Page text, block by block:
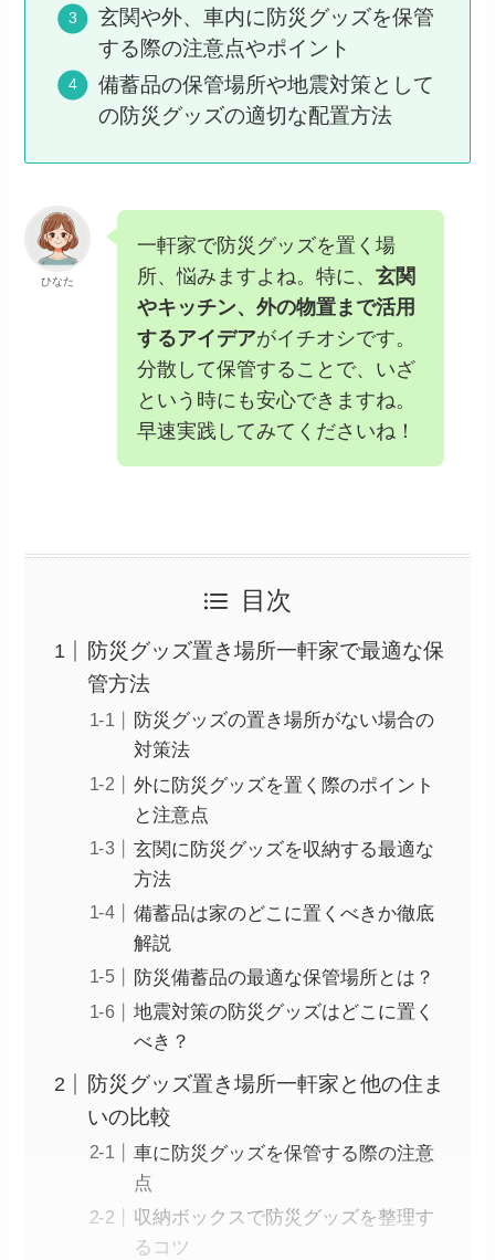
玄関や外、車内に防災グッズを保管
する際の注意点やポイント
備蓄品の保管場所や地震対策として
の防災グッズの適切な配置方法
ひなた
一軒家で防災グッズを置く場
所、悩みますよね。特に、玄関
やキッチン、外の物置まで活用
するアイデアがイチオシです。
分散して保管することで、いざ
という時にも安心できますね。
早速実践してみてくださいね！
目次
防災グッズ置き場所一軒家で最適な保
管方法
防災グッズの置き場所がない場合の
対策法
外に防災グッズを置く際のポイント
と注意点
玄関に防災グッズを収納する最適な
方法
備蓄品は家のどこに置くべきか徹底
解説
防災備蓄品の最適な保管場所とは？
地震対策の防災グッズはどこに置く
べき？
防災グッズ置き場所一軒家と他の住ま
いの比較
車に防災グッズを保管する際の注意
点
収納ボックスで防災グッズを整理す
るコツ